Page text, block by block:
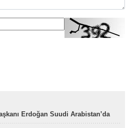
Erdoğan Suudi Arabistan’da